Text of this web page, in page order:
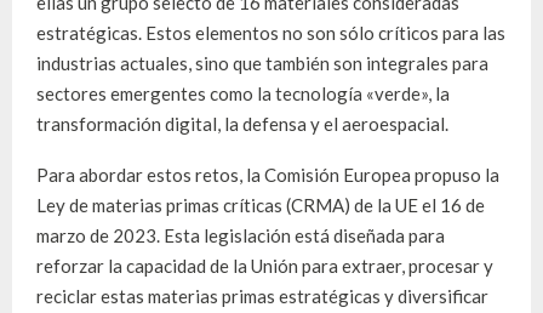
estratégicas. Estos elementos no son sólo críticos para las
industrias actuales, sino que también son integrales para
sectores emergentes como la tecnología «verde», la
transformación digital, la defensa y el aeroespacial.
Para abordar estos retos, la Comisión Europea propuso la
Ley de materias primas críticas (CRMA) de la UE el 16 de
marzo de 2023. Esta legislación está diseñada para
reforzar la capacidad de la Unión para extraer, procesar y
reciclar estas materias primas estratégicas y diversificar